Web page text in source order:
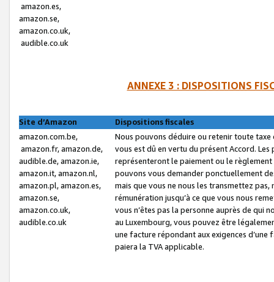
amazon.es,
amazon.se,
amazon.co.uk,
audible.co.uk
ANNEXE 3 : DISPOSITIONS
Site d’Amazon
Dispositions fiscales
amazon.com.be,
amazon.fr, amazon.de,
audible.de, amazon.ie,
amazon.it, amazon.nl,
amazon.pl, amazon.es,
amazon.se,
amazon.co.uk,
audible.co.uk
Nous pouvons déduire ou retenir toute
vous est dû en vertu du présent Accord.
représenteront le paiement ou le
pouvons vous demander ponctuellement
mais que vous ne nous les transmettez
rémunération jusqu’à ce que vous nous
vous n’êtes pas la personne auprès de qui
au Luxembourg, vous pouvez être
une facture répondant aux exigences
paiera la TVA applicable.